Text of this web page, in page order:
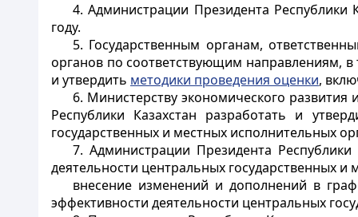
4. Администрации Президента Республики
году.
5. Государственным органам,
органов по соответствующим направлениям, в
и утвердить методики проведения оценки,
6. Министерству экономического
Республики Казахстан разработать и
государственных и местных исполнительных
7. Администрации Президента
деятельности центральных государственных
внесение изменений и дополнений в
эффективности деятельности центральных